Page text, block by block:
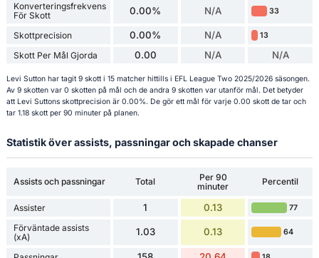
Konverteringsfrekvens
För Skott
0.00% N/A 33
Skottprecision 0.00% N/A 13
Skott Per Mål Gjorda 0.00 N/A N/A
Levi Sutton har tagit 9 skott i 15 matcher hittills i EFL League Two 2025/2026 säsongen.
Av 9 skotten var 0 skotten på mål och de andra 9 skotten var utanför mål. Det betyder
att Levi Suttons skottprecision är 0.00%. De gör ett mål för varje 0.00 skott de tar och
tar 1.18 skott per 90 minuter på planen.
Statistik över assists, passningar och skapade chanser
Assists och passningar Total
Per 90
minuter
Percentil
Assister 1 0.13 77
Förväntade assists
(xA)
1.03 0.13 64